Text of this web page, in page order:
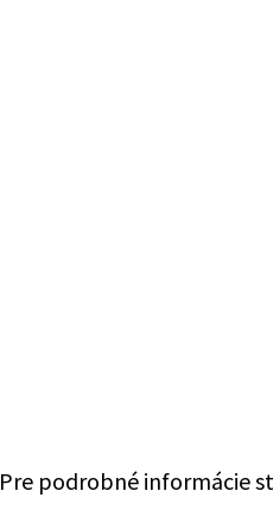
Pre podrobné informácie